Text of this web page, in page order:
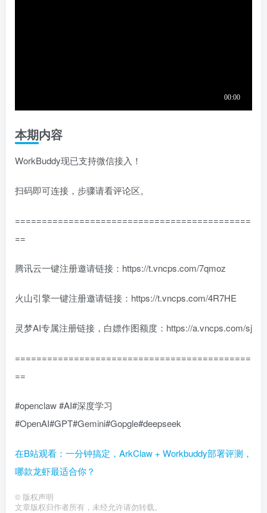
本期内容
WorkBuddy现已支持微信接入！
扫码即可连接，步骤请看评论区。
============================================
==
腾讯云一键注册邀请链接：https://t.vncps.com/7qmoz
火山引擎一键注册邀请链接：https://t.vncps.com/4R7HE
灵梦AI专属注册链接，白嫖作图额度：https://a.vncps.com/sj
============================================
==
#openclaw #AI#深度学习
#OpenAI#GPT#Gemini#Gopgle#deepseek
在B站观看：一分钟搞定，ArkClaw + Workbuddy部署评测，
哪款龙虾最适合你？
© 版权声明
文章版权归作者所有，未经允许请勿转载。